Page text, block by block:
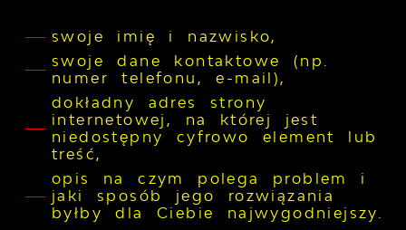
swoje imię i nazwisko,
swoje dane kontaktowe (np.
numer telefonu, e-mail),
dokładny adres strony
internetowej, na której jest
niedostępny cyfrowo element lub
treść,
opis na czym polega problem i
jaki sposób jego rozwiązania
byłby dla Ciebie najwygodniejszy.